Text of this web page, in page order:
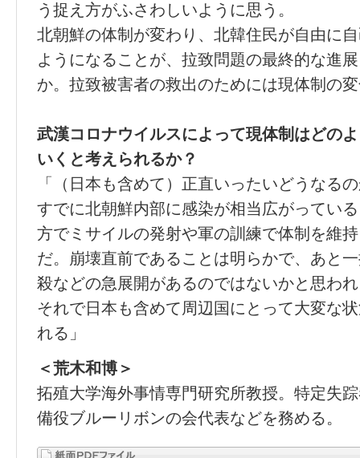
う捉え方がふさわしいように思う。
北朝鮮の体制が変わり、北韓住民が自由に
ようになることが、拉致問題の最終的な進
か。拉致被害者の救出のためには現体制の
武漢コロナウイルスによって現体制はどの
いくと考えられるか？
「（日本も含めて）正直いったいどうなる
すでに北朝鮮内部に感染が相当広がってい
方でミサイルの発射や軍の訓練で体制を維
だ。崩壊直前であることは明らかで、あと
殺などの急展開があるのではないかと思わ
それで日本も含めて周辺国にとって大変な
れる」
＜荒木和博＞
拓殖大学海外事情専門研究所教授。特定失
備役ブルーリボンの会代表などを務める。